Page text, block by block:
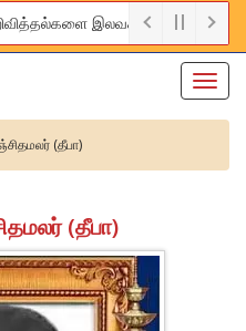
இலவசமாக நாங்கள்
obituaries of your relatives
(தீபா)
(தீபா)